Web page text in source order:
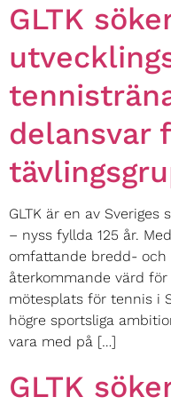
GLTK
delansvar
GLTK är en av
– nyss fyllda 125 år.
omfattande bredd- och
återkommande värd
mötesplats för tennis i
högre sportsliga
vara med på […]
GLTK